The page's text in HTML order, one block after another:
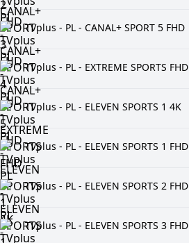
TVplus - PL - CANAL+ SPORT 5 FHD
TVplus - PL - EXTREME SPORTS FHD
TVplus - PL - ELEVEN SPORTS 1 4K
TVplus - PL - ELEVEN SPORTS 1 FHD
TVplus - PL - ELEVEN SPORTS 2 FHD
TVplus - PL - ELEVEN SPORTS 3 FHD